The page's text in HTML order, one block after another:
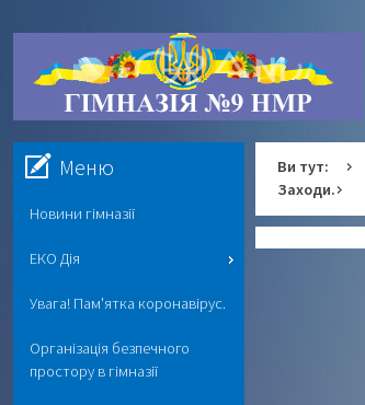
Ви тут:
Заходи.
Меню
Новини гімназії
ЕКО Дія
Увага! Пам'ятка коронавірус.
Організація безпечного
простору в гімназії